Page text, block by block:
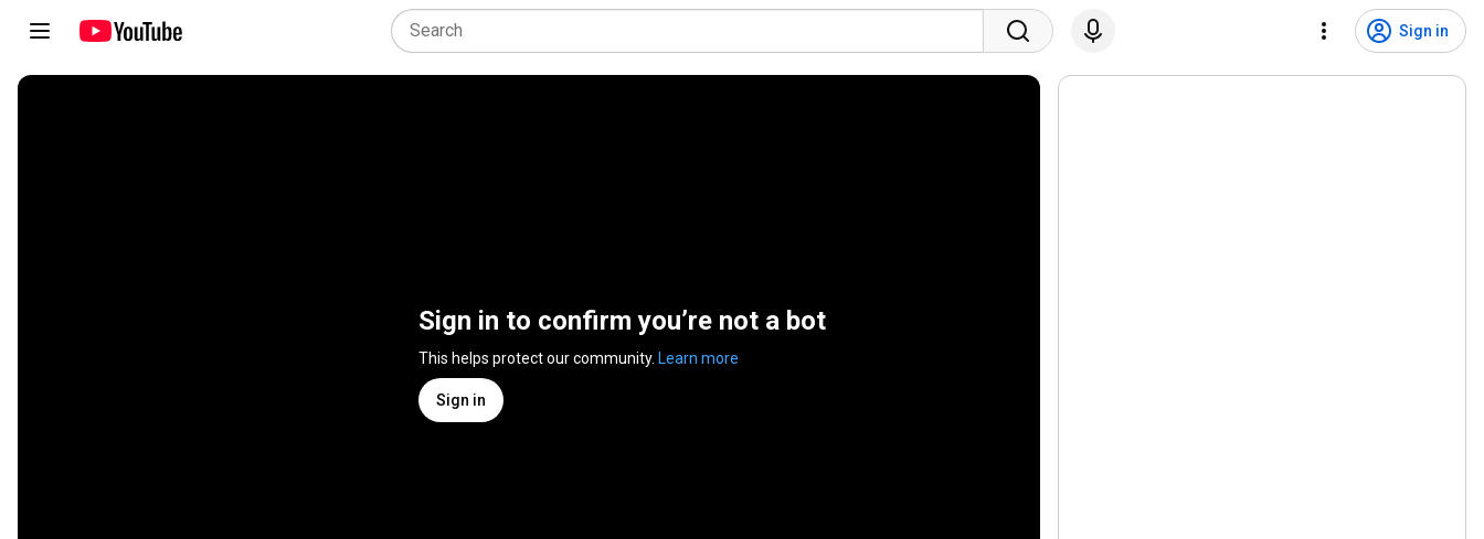
Sign in
Sign in to confirm you’re not a bot
This helps protect our community. Learn more
Sign in